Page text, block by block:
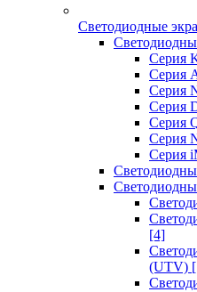
Светодиодные
Cерия
Серия
Серия
Серия
Серия
Серия
Серия
[4]
(UTV)